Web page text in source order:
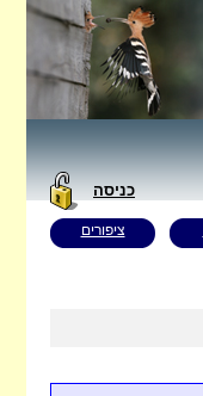
כניסה
ציפורים